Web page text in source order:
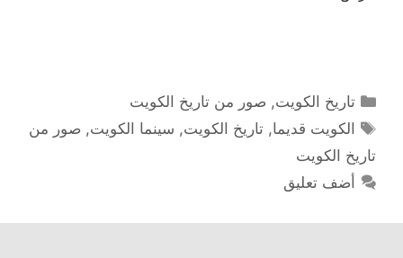
التصنيفات
تاريخ الكويت, صور من تاريخ الكويت
الوسوم
الكويت قديما,تاريخ الكويت, سينما الكويت, صور من
تاريخ الكويت
أضف تعليق